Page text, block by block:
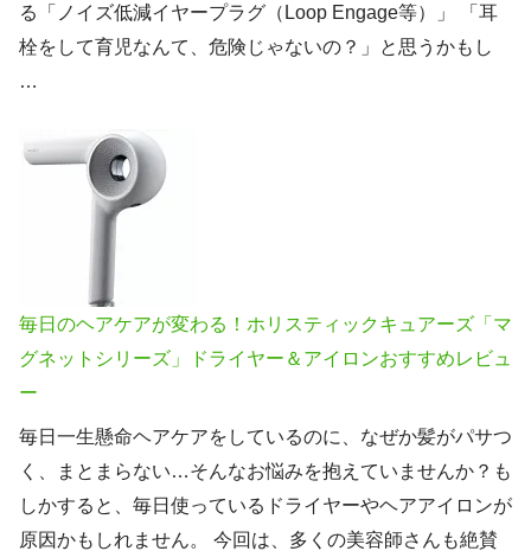
る「ノイズ低減イヤープラグ（Loop Engage等）」 「耳
栓をして育児なんて、危険じゃないの？」と思うかもし
…
毎日のヘアケアが変わる！ホリスティックキュアーズ「マ
グネットシリーズ」ドライヤー＆アイロンおすすめレビュ
ー
毎日一生懸命ヘアケアをしているのに、なぜか髪がパサつ
く、まとまらない…そんなお悩みを抱えていませんか？も
しかすると、毎日使っているドライヤーやヘアアイロンが
原因かもしれません。 今回は、多くの美容師さんも絶賛